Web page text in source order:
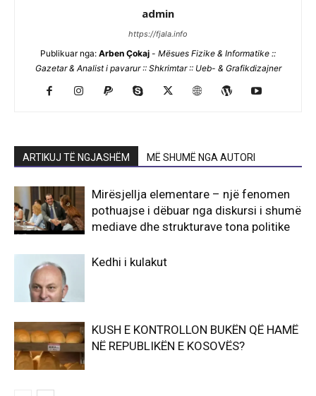
admin
https://fjala.info
Publikuar nga: Arben Çokaj - Mësues Fizike & Informatike ::
Gazetar & Analist i pavarur :: Shkrimtar :: Ueb- & Grafikdizajner
ARTIKUJ TË NGJASHËM MË SHUMË NGA AUTORI
Mirësjellja elementare – një fenomen
pothuajse i dëbuar nga diskursi i shumë
mediave dhe strukturave tona politike
Kedhi i kulakut
KUSH E KONTROLLON BUKËN QË HAMË
NË REPUBLIKËN E KOSOVËS?